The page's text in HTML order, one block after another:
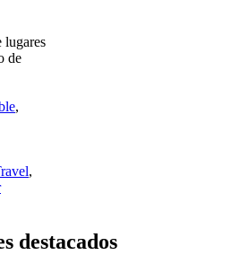
lugares
de
,
,
destacados